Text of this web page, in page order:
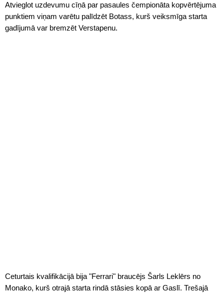
Atvieglot uzdevumu cīņā par pasaules čempionāta kopvērtējuma
punktiem viņam varētu palīdzēt Botass, kurš veiksmīga starta
gadījumā var bremzēt Verstapenu.
Ceturtais kvalifikācijā bija "Ferrari" braucējs Šarls Leklērs no
Monako, kurš otrajā starta rindā stāsies kopā ar Gaslī. Trešajā